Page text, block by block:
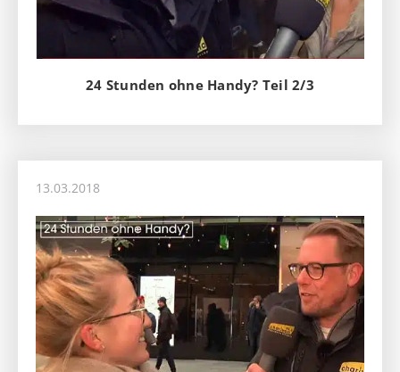
24 Stunden ohne Handy? Teil 2/3
13.03.2018